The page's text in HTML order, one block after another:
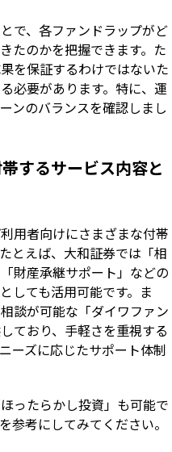
で、各ファンドラップがど
たのかを把握できます。た
を保証するわけではないた
必要があります。特に、運
ンのバランスを確認しまし
するサービス内容と
用者向けにさまざまな付帯
とえば、大和証券では「相
財産承継サポート」などの
しても活用可能です。ま
談が可能な「ダイワファン
ており、手軽さを重視する
ーズに応じたサポート体制
ったらかし投資」も可能で
参考にしてみてください。